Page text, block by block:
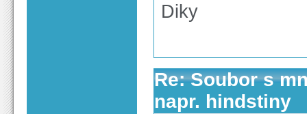
Diky
Re: Soubor s
napr. hindstiny